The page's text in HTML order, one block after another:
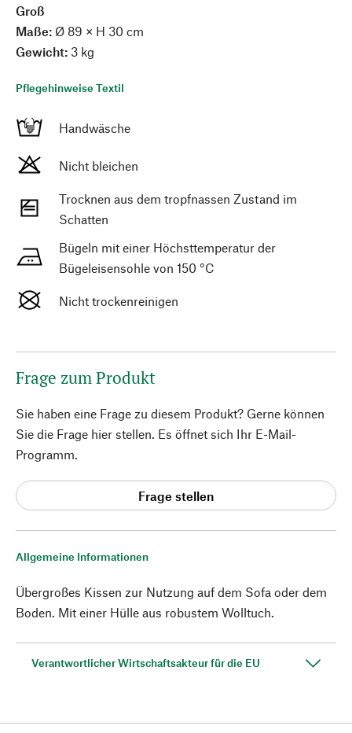
Allgemeine Informationen
Übergroßes Kissen zur Nutzung auf dem Sofa oder dem
Boden. Mit einer Hülle aus robustem Wolltuch.
Verantwortlicher Wirtschaftsakteur für die EU
Groß
Maße: Ø 89 × H 30 cm
Gewicht: 3 kg
Pflegehinweise Textil
Handwäsche
Nicht bleichen
Trocknen aus dem tropfnassen Zustand im
Schatten
Bügeln mit einer Höchsttemperatur der
Bügeleisensohle von 150 °C
Nicht trockenreinigen
Frage zum Produkt
Sie haben eine Frage zu diesem Produkt? Gerne können
Sie die Frage hier stellen. Es öffnet sich Ihr E-Mail-
Programm.
Frage stellen